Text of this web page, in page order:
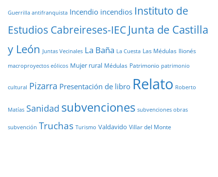
Guerrilla antifranquista Incendio incendios Instituto de
Estudios Cabreireses-IEC Junta de Castilla
y León Juntas Vecinales La Baña La Cuesta Las Médulas llionés
macroproyectos eólicos Mujer rural Médulas Patrimonio patrimonio
cultural Pizarra Presentación de libro Relato Roberto
Matías Sanidad subvenciones subvenciones obras
subvención Truchas Turismo Valdavido Villar del Monte